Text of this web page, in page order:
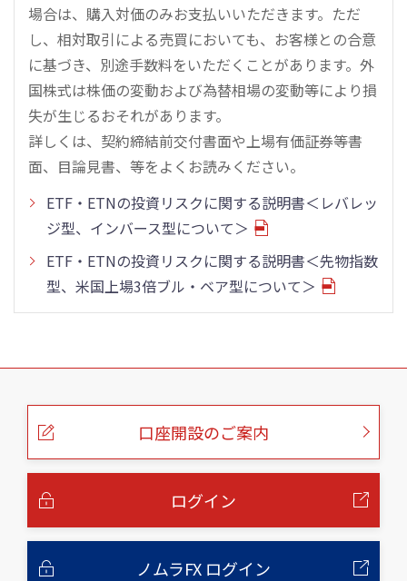
場合は、購入対価のみお支払いいただきます。ただ
し、相対取引による売買においても、お客様との合意
に基づき、別途手数料をいただくことがあります。外
国株式は株価の変動および為替相場の変動等により損
失が生じるおそれがあります。
詳しくは、契約締結前交付書面や上場有価証券等書
面、目論見書、等をよくお読みください。
ETF・ETNの投資リスクに関する説明書＜レバレッ
ジ型、インバース型について＞
ETF・ETNの投資リスクに関する説明書＜先物指数
型、米国上場3倍ブル・ベア型について＞
こ
口座開設のご案内
ログイン
ノムラFX ログイン